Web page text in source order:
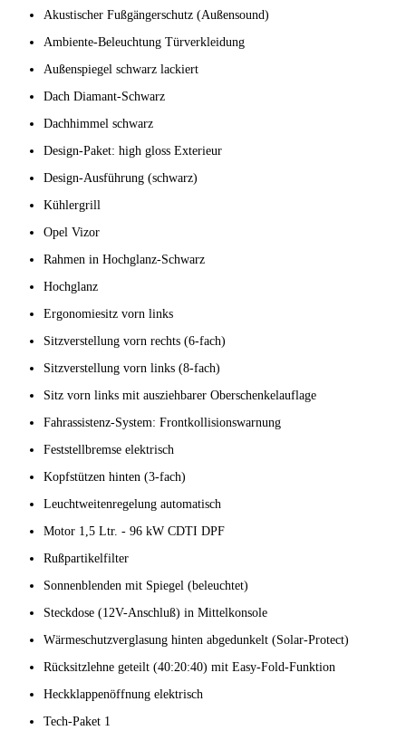
Akustischer Fußgängerschutz (Außensound)
Ambiente-Beleuchtung Türverkleidung
Außenspiegel schwarz lackiert
Dach Diamant-Schwarz
Dachhimmel schwarz
Design-Paket: high gloss Exterieur
Design-Ausführung (schwarz)
Kühlergrill
Opel Vizor
Rahmen in Hochglanz-Schwarz
Hochglanz
Ergonomiesitz vorn links
Sitzverstellung vorn rechts (6-fach)
Sitzverstellung vorn links (8-fach)
Sitz vorn links mit ausziehbarer Oberschenkelauflage
Fahrassistenz-System: Frontkollisionswarnung
Feststellbremse elektrisch
Kopfstützen hinten (3-fach)
Leuchtweitenregelung automatisch
Motor 1,5 Ltr. - 96 kW CDTI DPF
Rußpartikelfilter
Sonnenblenden mit Spiegel (beleuchtet)
Steckdose (12V-Anschluß) in Mittelkonsole
Wärmeschutzverglasung hinten abgedunkelt (Solar-Protect)
Rücksitzlehne geteilt (40:20:40) mit Easy-Fold-Funktion
Heckklappenöffnung elektrisch
Tech-Paket 1